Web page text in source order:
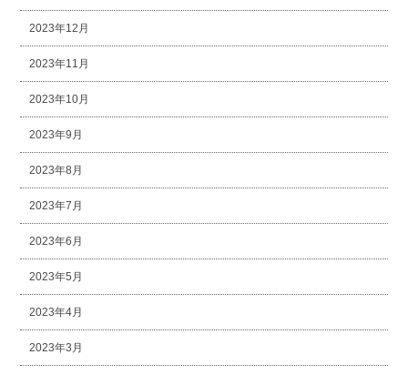
2023年12月
2023年11月
2023年10月
2023年9月
2023年8月
2023年7月
2023年6月
2023年5月
2023年4月
2023年3月